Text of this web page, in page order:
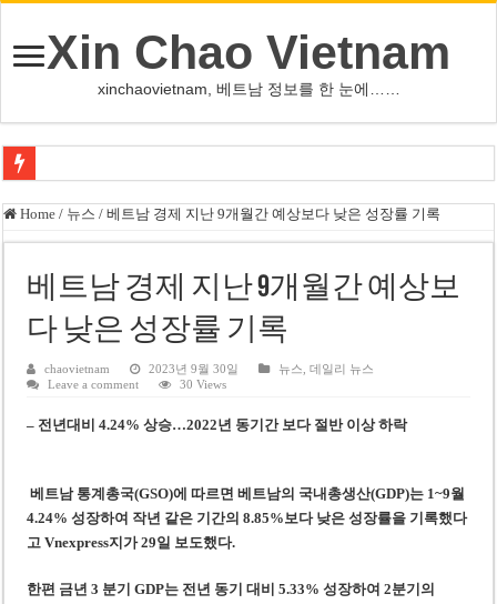
Xin Chao Vietnam
xinchaovietnam, 베트남 정보를 한 눈에……
하노이-하이퐁 고속도로 차량 투석 용의자 신원 확인
베트남 증시 업그레이드, 수십억 달러 유입 전망…수혜주는
베트남주식 VN지수 1,800선 돌파 기대…증권사, 유망 종목 제시
하노이 쌍둥이 타워 99층 부지 현장…세계 최고층 빌딩 추진
베트남주식 SST, 2025년 현금 배당 80% 결정…과거 최대 350% 지급 이력
베트남 전자비자 사기 웹사이트 주의…외국인 여행자 피해 경보
베트남, 8월부터 토지·측량 처벌 강화… 기획사 코뮌 위원장 과태료 상한 50
호찌민시, 약 6,500㎡ 토지 용도변경 승인…리조트 개발 추진
Home / 뉴스 / 베트남 경제 지난 9개월간 예상보다 낮은 성장률 기록
베트남 경제 지난 9개월간 예상보
다 낮은 성장률 기록
chaovietnam 2023년 9월 30일 뉴스 ,데일리 뉴스
Leave a comment
30 Views
– 전년대비 4.24% 상승…2022년 동기간 보다 절반 이상 하락
베트남 통계총국(GSO)에 따르면 베트남의 국내총생산(GDP)는 1~9월
4.24% 성장하여 작년 같은 기간의 8.85%보다 낮은 성장률을 기록했다
고 Vnexpress지가 29일 보도했다.
한편 금년 3 분기 GDP는 전년 동기 대비 5.33% 성장하여 2분기의